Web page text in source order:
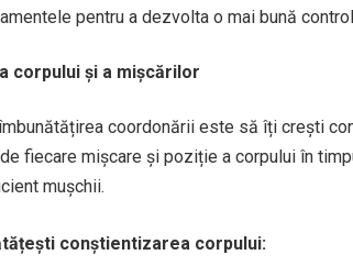
pentru a dezvolta o mai bună
corpului și a mișcărilor
coordonării este să îți crești
fiecare mișcare și poziție a corpului în
mușchii.
conștientizarea corpului: